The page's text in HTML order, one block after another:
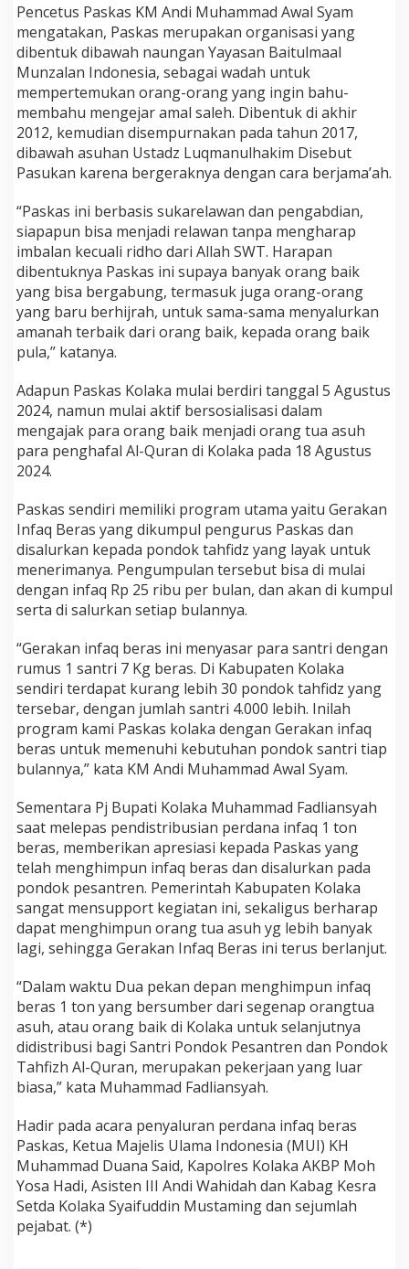
Pencetus Paskas KM Andi Muhammad Awal Syam
mengatakan, Paskas merupakan organisasi yang
dibentuk dibawah naungan Yayasan Baitulmaal
Munzalan Indonesia, sebagai wadah untuk
mempertemukan orang-orang yang ingin bahu-
membahu mengejar amal saleh. Dibentuk di akhir
2012, kemudian disempurnakan pada tahun 2017,
dibawah asuhan Ustadz Luqmanulhakim Disebut
Pasukan karena bergeraknya dengan cara berjama’ah.
“Paskas ini berbasis sukarelawan dan pengabdian,
siapapun bisa menjadi relawan tanpa mengharap
imbalan kecuali ridho dari Allah SWT. Harapan
dibentuknya Paskas ini supaya banyak orang baik
yang bisa bergabung, termasuk juga orang-orang
yang baru berhijrah, untuk sama-sama menyalurkan
amanah terbaik dari orang baik, kepada orang baik
pula,” katanya.
Adapun Paskas Kolaka mulai berdiri tanggal 5 Agustus
2024, namun mulai aktif bersosialisasi dalam
mengajak para orang baik menjadi orang tua asuh
para penghafal Al-Quran di Kolaka pada 18 Agustus
2024.
Paskas sendiri memiliki program utama yaitu Gerakan
Infaq Beras yang dikumpul pengurus Paskas dan
disalurkan kepada pondok tahfidz yang layak untuk
menerimanya. Pengumpulan tersebut bisa di mulai
dengan infaq Rp 25 ribu per bulan, dan akan di kumpul
serta di salurkan setiap bulannya.
“Gerakan infaq beras ini menyasar para santri dengan
rumus 1 santri 7 Kg beras. Di Kabupaten Kolaka
sendiri terdapat kurang lebih 30 pondok tahfidz yang
tersebar, dengan jumlah santri 4.000 lebih. Inilah
program kami Paskas kolaka dengan Gerakan infaq
beras untuk memenuhi kebutuhan pondok santri tiap
bulannya,” kata KM Andi Muhammad Awal Syam.
Sementara Pj Bupati Kolaka Muhammad Fadliansyah
saat melepas pendistribusian perdana infaq 1 ton
beras, memberikan apresiasi kepada Paskas yang
telah menghimpun infaq beras dan disalurkan pada
pondok pesantren. Pemerintah Kabupaten Kolaka
sangat mensupport kegiatan ini, sekaligus berharap
dapat menghimpun orang tua asuh yg lebih banyak
lagi, sehingga Gerakan Infaq Beras ini terus berlanjut.
“Dalam waktu Dua pekan depan menghimpun infaq
beras 1 ton yang bersumber dari segenap orangtua
asuh, atau orang baik di Kolaka untuk selanjutnya
didistribusi bagi Santri Pondok Pesantren dan Pondok
Tahfizh Al-Quran, merupakan pekerjaan yang luar
biasa,” kata Muhammad Fadliansyah.
Hadir pada acara penyaluran perdana infaq beras
Paskas, Ketua Majelis Ulama Indonesia (MUI) KH
Muhammad Duana Said, Kapolres Kolaka AKBP Moh
Yosa Hadi, Asisten III Andi Wahidah dan Kabag Kesra
Setda Kolaka Syaifuddin Mustaming dan sejumlah
pejabat. (*)